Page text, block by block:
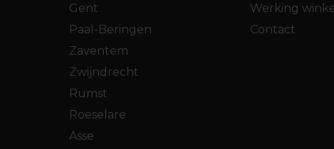
Gent
Paal-Beringen
Zaventem
Zwijndrecht
Rumst
Roeselare
Asse
Werking
Contact